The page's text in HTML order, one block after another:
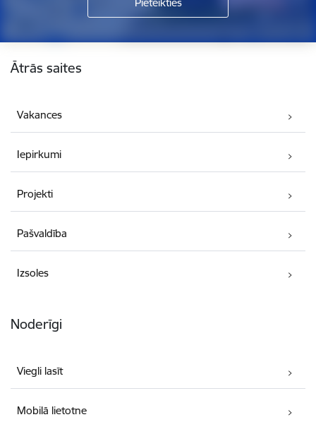
Ātrās saites
Vakances
Iepirkumi
Projekti
Pašvaldība
Izsoles
Noderīgi
Viegli lasīt
Mobilā lietotne